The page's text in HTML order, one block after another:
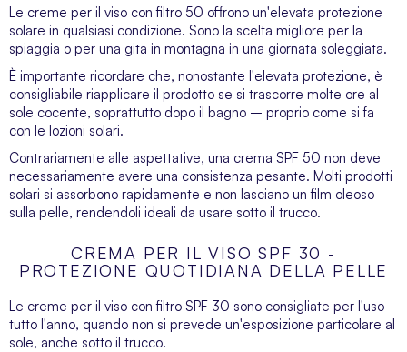
Le creme per il viso con filtro 50 offrono un'elevata protezione
solare in qualsiasi condizione. Sono la scelta migliore per la
spiaggia o per una gita in montagna in una giornata soleggiata.
È importante ricordare che, nonostante l'elevata protezione, è
consigliabile riapplicare il prodotto se si trascorre molte ore al
sole cocente, soprattutto dopo il bagno – proprio come si fa
con le lozioni solari.
Contrariamente alle aspettative, una crema SPF 50 non deve
necessariamente avere una consistenza pesante. Molti prodotti
solari si assorbono rapidamente e non lasciano un film oleoso
sulla pelle, rendendoli ideali da usare sotto il trucco.
CREMA PER IL VISO SPF 30 -
PROTEZIONE QUOTIDIANA DELLA PELLE
Le creme per il viso con filtro SPF 30 sono consigliate per l'uso
tutto l'anno, quando non si prevede un'esposizione particolare al
sole, anche sotto il trucco.